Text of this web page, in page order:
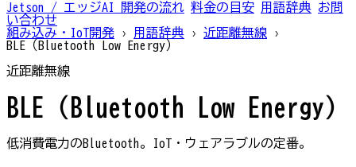
Jetson / エッジAI 開発の流れ 料金の目安 用語辞典 お問
い合わせ
組み込み・IoT開発
› 用語辞典 › 近距離無線
›
BLE（Bluetooth Low Energy）
近距離無線
BLE（Bluetooth Low Energy）
低消費電力のBluetooth。IoT・ウェアラブルの定番。